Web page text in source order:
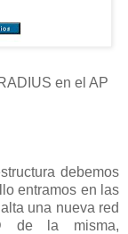
en el AP
debemos
entramos en las
una nueva red
de la misma,